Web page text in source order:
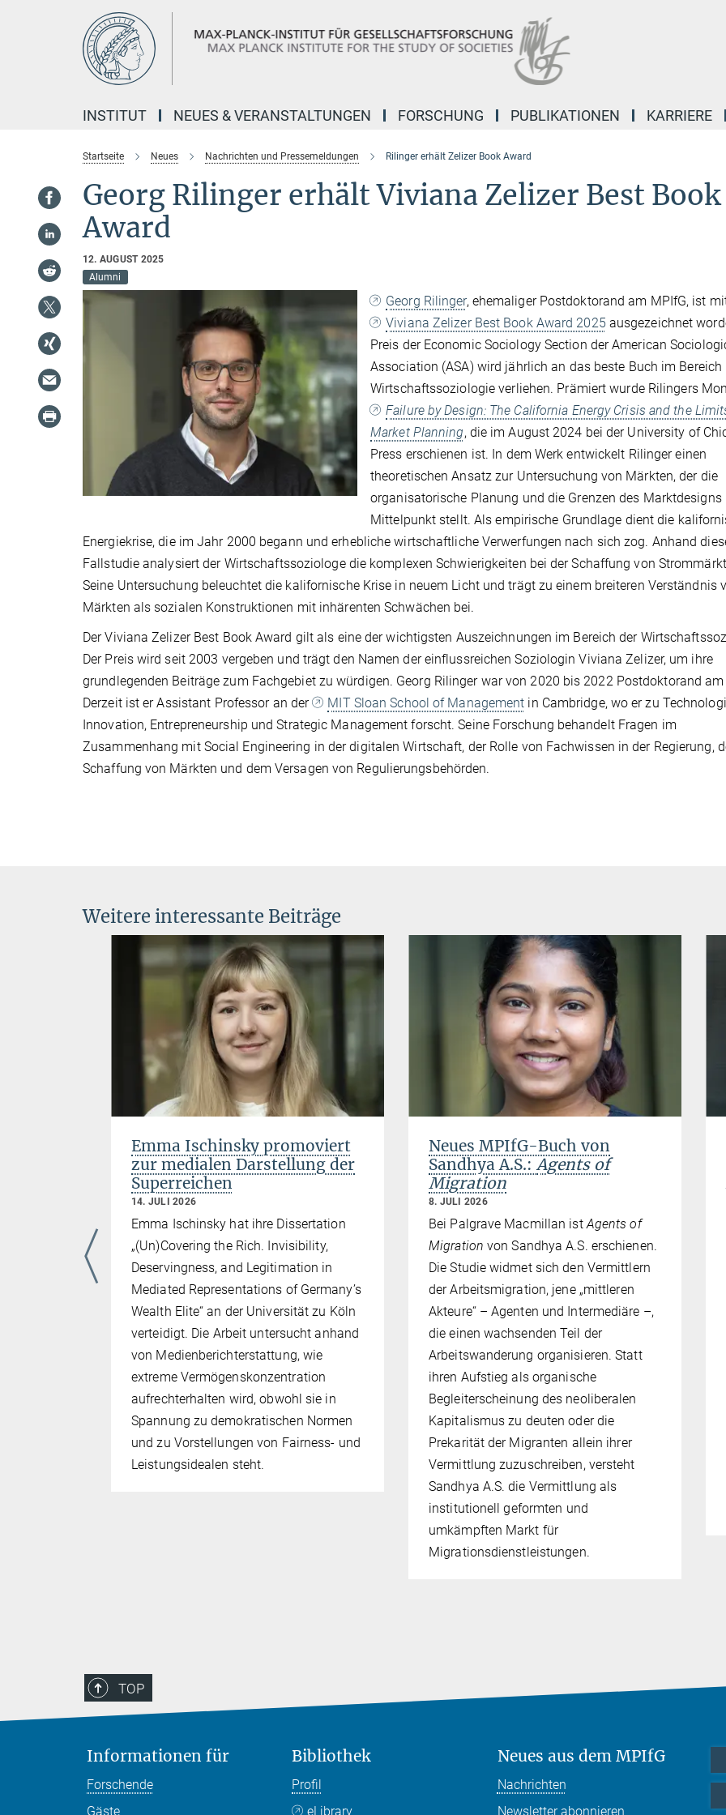
INSTITUT NEUES & VERANSTALTUNGEN FORSCHUNG PUBLIKATIONEN KARRIERE
Startseite Neues Nachrichten und Pressemeldungen Rilinger erhält Zelizer Book Award
Georg Rilinger erhält Viviana Zelizer Best Book
Award
12. AUGUST 2025
Alumni
Georg Rilinger, ehemaliger Postdoktorand am MPIfG, ist
Viviana Zelizer Best Book Award 2025 ausgezeichnet
Preis der Economic Sociology Section der American
Association (ASA) wird jährlich an das beste Buch im Bereich
Wirtschaftssoziologie verliehen. Prämiert wurde Rilingers
Failure by Design: The California Energy Crisis and the
Market Planning, die im August 2024 bei der University of
Press erschienen ist. In dem Werk entwickelt Rilinger einen
theoretischen Ansatz zur Untersuchung von Märkten, der die
organisatorische Planung und die Grenzen des Marktdesigns
Mittelpunkt stellt. Als empirische Grundlage dient die
Energiekrise, die im Jahr 2000 begann und erhebliche wirtschaftliche Verwerfungen nach sich zog. Anhand
Fallstudie analysiert der Wirtschaftssoziologe die komplexen Schwierigkeiten bei der Schaffung von
Seine Untersuchung beleuchtet die kalifornische Krise in neuem Licht und trägt zu einem breiteren Verständnis
Märkten als sozialen Konstruktionen mit inhärenten Schwächen bei.
Der Viviana Zelizer Best Book Award gilt als eine der wichtigsten Auszeichnungen im Bereich der
Der Preis wird seit 2003 vergeben und trägt den Namen der einflussreichen Soziologin Viviana Zelizer, um ihre
grundlegenden Beiträge zum Fachgebiet zu würdigen. Georg Rilinger war von 2020 bis 2022 Postdoktorand
Derzeit ist er Assistant Professor an der
MIT Sloan School of Management in Cambridge, wo er zu
Innovation, Entrepreneurship und Strategic Management forscht. Seine Forschung behandelt Fragen im
Zusammenhang mit Social Engineering in der digitalen Wirtschaft, der Rolle von Fachwissen in der Regierung,
Schaffung von Märkten und dem Versagen von Regulierungsbehörden.
Weitere interessante Beiträge
Emma Ischinsky promoviert
zur medialen Darstellung der
Superreichen
14. JULI 2026
Emma Ischinsky hat ihre Dissertation
„(Un)Covering the Rich. Invisibility,
Deservingness, and Legitimation in
Mediated Representations of Germany’s
Wealth Elite“ an der Universität zu Köln
verteidigt. Die Arbeit untersucht anhand
von Medienberichterstattung, wie
extreme Vermögenskonzentration
aufrechterhalten wird, obwohl sie in
Spannung zu demokratischen Normen
und zu Vorstellungen von Fairness- und
Leistungsidealen steht.
Neues MPIfG-Buch von
Sandhya A.S.:Agents of
Migration
8. JULI 2026
Bei Palgrave Macmillan istAgents of
Migration von Sandhya A.S. erschienen.
Die Studie widmet sich den Vermittlern
der Arbeitsmigration, jene „mittleren
Akteure“ – Agenten und Intermediäre –,
die einen wachsenden Teil der
Arbeitswanderung organisieren. Statt
ihren Aufstieg als organische
Begleiterscheinung des neoliberalen
Kapitalismus zu deuten oder die
Prekarität der Migranten allein ihrer
Vermittlung zuzuschreiben, versteht
Sandhya A.S. die Vermittlung als
institutionell geformten und
umkämpften Markt für
Migrationsdienstleistungen.
TOP
Informationen für
Forschende
Gäste
Bibliothek
Profil
eLibrary
Neues aus dem MPIfG
Nachrichten
Newsletter abonnieren